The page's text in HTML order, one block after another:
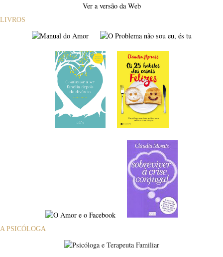
Ver a versão da Web
LIVROS
A PSICÓLOGA